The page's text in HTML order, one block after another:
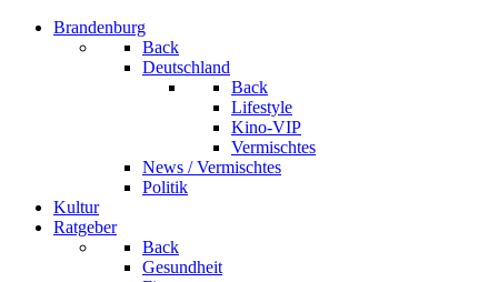
Brandenburg
Back
Deutschland
Back
Lifestyle
Kino-VIP
Vermischtes
News / Vermischtes
Politik
Kultur
Ratgeber
Back
Gesundheit